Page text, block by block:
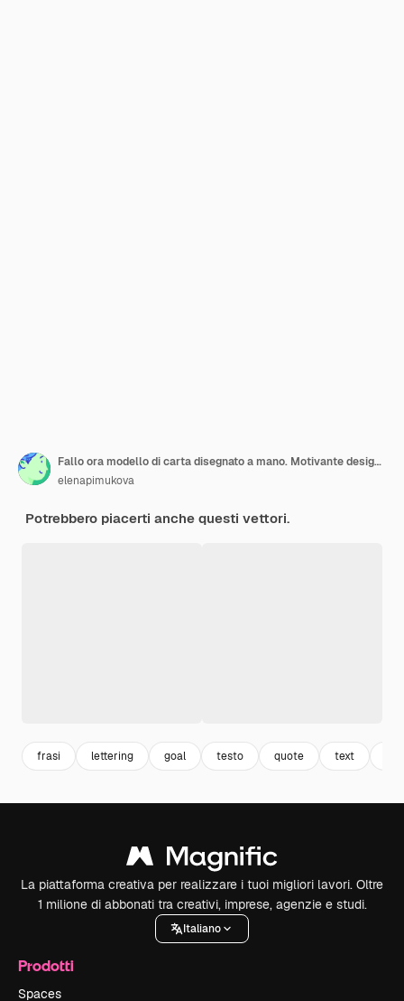
Fallo ora modello di carta disegnato a mano. Motivante design da cartolina. Razzo e spazio con scritte
elenapimukova
Potrebbero piacerti anche questi vettori.
frasi lettering goal testo quote text
La piattaforma creativa per realizzare i tuoi migliori lavori. Oltre
1 milione di abbonati tra creativi, imprese, agenzie e studi.
Italiano
Prodotti
Spaces